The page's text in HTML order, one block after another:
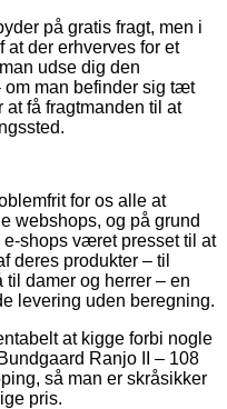
på gratis fragt, men i
der erhverves for et
udse dig den
om man befinder sig tæt
få fragtmanden til at
for os alle at
webshops, og på grund
shops været presset til at
deres produkter – til
damer og herrer – en
levering uden beregning.
at kigge forbi nogle
Ranjo II – 108
så man er skråsikker
pris.